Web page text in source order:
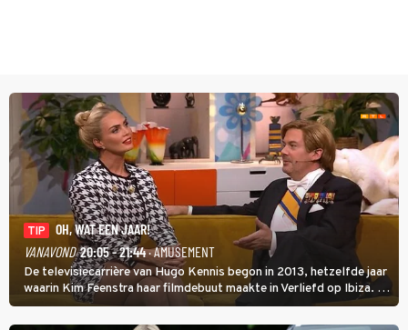
TIP
OH, WAT EEN JAAR!
VANAVOND 20:05 - 21:44· AMUSEMENT
De televisiecarrière van Hugo Kennis begon in 2013, hetzelfde jaar
waarin Kim Feenstra haar filmdebuut maakte in Verliefd op Ibiza. In
Oh, Wat een Jaar! wordt duidelijk wat ze nog meer weten van het
jaar waarin ze allebei eindtwintigers waren.